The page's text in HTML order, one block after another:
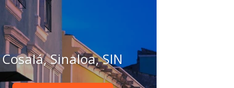
Cosalá, Sinaloa, SIN